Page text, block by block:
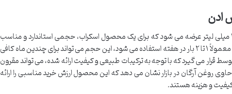
ادن
اسکراب صورت روغن آرگان میس ادن اغلب در حجم ۱۵۰ میلی لیتر عرضه می شود که برای یک محصول اسکراب، حجمی استاندارد و مناسب
برای استفاده طولانی مدت است. با توجه به اینکه اسکراب معمولاً ۱ تا ۲ بار در هفته استفاده می شود، این حجم می تواند برای چندین ماه کافی
قرار می گیرد که با توجه به ترکیبات طبیعی و کیفیت ارائه شده، می تواند مقرون
روغن آرگان در بازار نشان می دهد که این محصول ارزش خرید مناسبی را ارائه
و هزینه هستند.